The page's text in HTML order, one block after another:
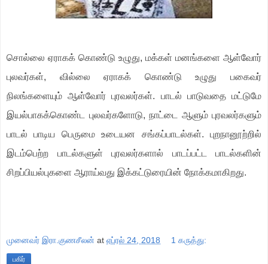
சொல்லை ஏராகக் கொண்டு உழுது, மக்கள் மனங்களை ஆள்வோர்
புலவர்கள், வில்லை ஏராகக் கொண்டு உழுது
பகைவர்
நிலங்களையும் ஆள்வோர் புரவலர்கள். பாடல் பாடுவதை மட்டுமே
இயல்பாகக்கொண்ட
புலவர்களோடு, நாட்டை ஆளும் புரவலர்களும்
பாடல்
பாடிய பெருமை உடையன சங்கப்பாடல்கள்.புறநானூற்றில்
இடம்பெற்ற
பாடல்களுள் புரவலர்களால் பாடப்பட்ட
பாடல்களின்
சிறப்பியல்புகளை ஆராய்வது இக்கட்டுரையின் நோக்கமாகிறது.
முனைவர் இரா.குணசீலன் at ஏப்ரல் 24, 2018 1 கருத்து:
பகிர்